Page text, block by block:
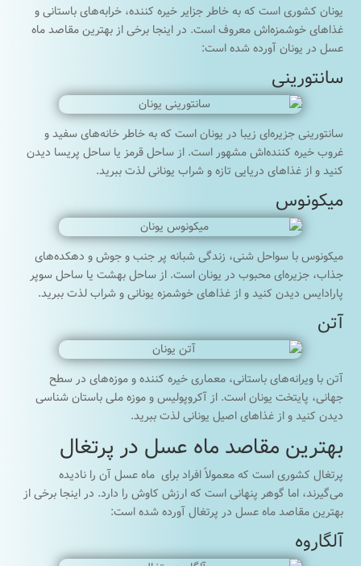
یونان کشوری است که به خاطر جزایر خیره کننده، خرابه‌های باستانی و
غذاهای خوشمزه‌اش معروف است. در اینجا برخی از بهترین مقاصد ماه
عسل در یونان آورده شده است:
سانتورینی
سانتورینی جزیره‌ای زیبا در یونان است که به خاطر خانه‌های سفید و
غروب خیره کننده‌اش مشهور است. از ساحل قرمز یا ساحل پریسا دیدن
کنید و از غذاهای دریایی تازه و شراب یونانی لذت ببرید.
میکونوس
میکونوس با سواحل شنی، زندگی شبانه پر جنب و جوش و دهکده‌های
جذاب، جزیره‌ای محبوب در یونان است. از ساحل بهشت ​​یا ساحل سوپر
پارادایس دیدن کنید و از غذاهای خوشمزه یونانی و شراب لذت ببرید.
آتن
آتن با ویرانه‌های باستانی، معماری خیره کننده و موزه‌های در سطح
جهانی، پایتخت یونان است. از آکروپولیس و موزه ملی باستان شناسی
دیدن کنید و از غذاهای اصیل یونانی لذت ببرید.
بهترین مقاصد ماه عسل در پرتغال
پرتغال کشوری است که معمولاً افراد برای ماه عسل آن را نادیده
می‌گیرند، اما گوهر پنهانی است که ارزش کاوش را دارد. در اینجا برخی از
بهترین مقاصد ماه عسل در پرتغال آورده شده است:
آلگاروه